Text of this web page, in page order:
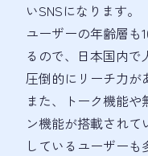
いSNSになります。
ユーザーの年齢層も
るので、日本国内で
圧倒的にリーチ力が
また、トーク機能や
ン機能が搭載され
しているユーザーも